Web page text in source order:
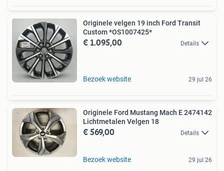
Originele velgen 19 inch Ford Transit
Custom *OS1007425*
€ 1.095,00 Details
Bezoek website 29 jul 26
Originele Ford Mustang Mach E 2474142
Lichtmetalen Velgen 18
€ 569,00 Details
Bezoek website 29 jul 26